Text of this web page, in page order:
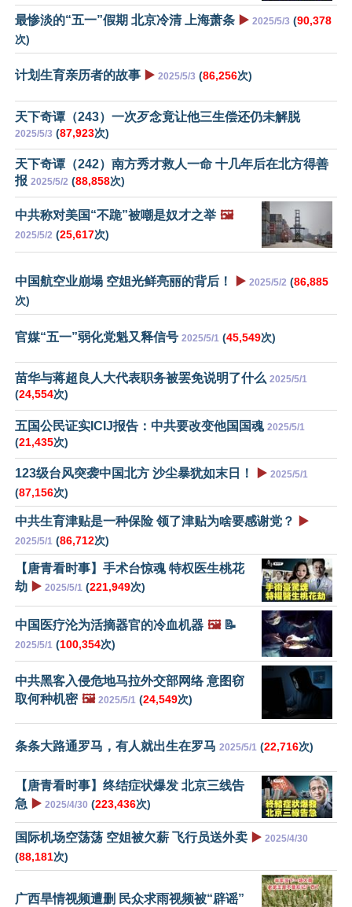
最惨淡的“五一”假期 北京冷清 上海萧条 ▶️ 2025/5/3 (90,378
次)
计划生育亲历者的故事 ▶️ 2025/5/3 (86,256次)
天下奇谭（243）一次歹念竟让他三生偿还仍未解脱
2025/5/3 (87,923次)
天下奇谭（242）南方秀才救人一命 十几年后在北方得善
报 2025/5/2 (88,858次)
中共称对美国“不跪”被嘲是奴才之举 🖼️
2025/5/2 (25,617次)
中国航空业崩塌 空姐光鲜亮丽的背后！ ▶️ 2025/5/2 (86,885
次)
官媒“五一”弱化党魁又释信号 2025/5/1 (45,549次)
苗华与蒋超良人大代表职务被罢免说明了什么 2025/5/1
(24,554次)
五国公民证实ICIJ报告：中共要改变他国国魂 2025/5/1
(21,435次)
123级台风突袭中国北方 沙尘暴犹如末日！ ▶️ 2025/5/1
(87,156次)
中共生育津贴是一种保险 领了津贴为啥要感谢党？ ▶️
2025/5/1 (86,712次)
【唐青看时事】手术台惊魂 特权医生桃花
劫 ▶️ 2025/5/1 (221,949次)
中国医疗沦为活摘器官的冷血机器 🖼️📝
2025/5/1 (100,354次)
中共黑客入侵危地马拉外交部网络 意图窃
取何种机密 🖼️ 2025/5/1 (24,549次)
条条大路通罗马，有人就出生在罗马 2025/5/1 (22,716次)
【唐青看时事】终结症状爆发 北京三线告
急 ▶️ 2025/4/30 (223,436次)
国际机场空荡荡 空姐被欠薪 飞行员送外卖 ▶️ 2025/4/30
(88,181次)
广西旱情视频遭删 民众求雨视频被“辟谣”